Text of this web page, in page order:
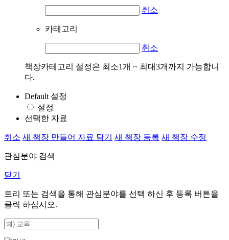
취소
카테고리
취소
책장카테고리 설정은 최소1개 ~ 최대3개까지 가능합니
다.
Default 설정
설정
선택한 자료
취소 새 책장 만들어 자료 담기 새 책장 등록 새 책장 수정
관심분야 검색
닫기
트리 또는 검색을 통해 관심분야를 선택 하신 후 등록 버튼을
클릭 하십시오.